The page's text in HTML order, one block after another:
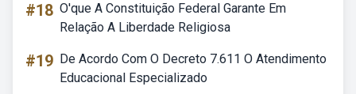
#18 O'que A Constituição Federal Garante Em
Relação A Liberdade Religiosa
#19 De Acordo Com O Decreto 7.611 O Atendimento
Educacional Especializado